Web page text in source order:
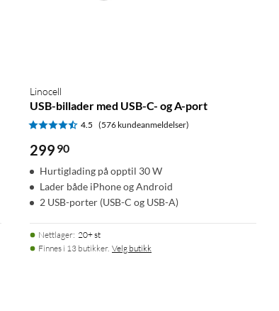
Linocell
USB-billader med USB-C- og A-port
4.5 (576 kundeanmeldelser)
299 90
Hurtiglading på opptil 30 W
Lader både iPhone og Android
2 USB-porter (USB-C og USB-A)
Nettlager: 20+ st
Finnes i 13 butikker. Velg butikk